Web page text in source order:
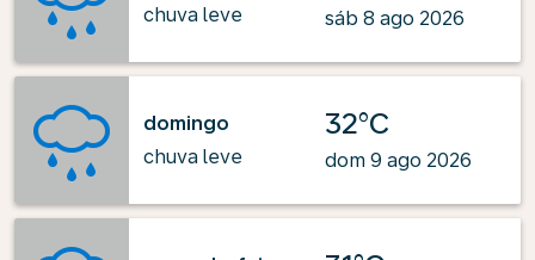
chuva leve
sáb 8 ago 2026
domingo
chuva leve
32°C
dom 9 ago 2026